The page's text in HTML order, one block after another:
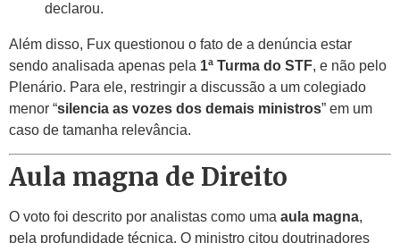
declarou.
Além disso, Fux questionou o fato de a denúncia estar
sendo analisada apenas pela 1ª Turma do STF, e não pelo
Plenário. Para ele, restringir a discussão a um colegiado
menor “silencia as vozes dos demais ministros” em um
caso de tamanha relevância.
Aula magna de Direito
O voto foi descrito por analistas como uma aula magna,
pela profundidade técnica. O ministro citou doutrinadores